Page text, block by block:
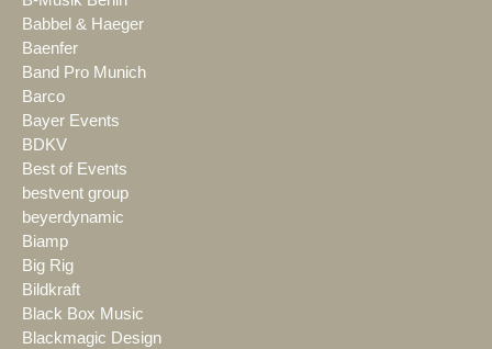
Babbel & Haeger
Baenfer
Band Pro Munich
Barco
Bayer Events
BDKV
Best of Events
bestvent group
beyerdynamic
Biamp
Big Rig
Bildkraft
Black Box Music
Blackmagic Design